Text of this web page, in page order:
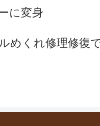
に変身
めくれ修理修復